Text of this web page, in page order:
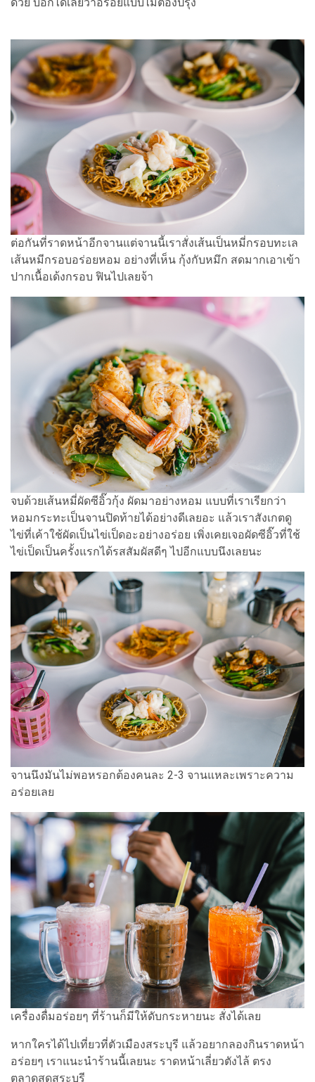
ต่อกันที่ราดหน้าอีกจานแต่จานนี้เราสั่งเส้นเป็นหมี่กรอบทะเล
เส้นหมีกรอบอร่อยหอม อย่างที่เห็น กุ้งกับหมึก สดมากเอาเข้า
ปากเนื้อเด้งกรอบ ฟินไปเลยจ้า
จบด้วยเส้นหมี่ผัดซีอิ๊วกุ้ง ผัดมาอย่างหอม แบบที่เราเรียกว่า
หอมกระทะเป็นจานปิดท้ายได้อย่างดีเลยอะ แล้วเราสังเกตดู
ไข่ที่เค้าใช้ผัดเป็นไข่เป็ดอะอย่างอร่อย เพิ่งเคยเจอผัดซีอิ๊วที่ใช้
ไข่เป็ดเป็นครั้งแรกได้รสสัมผัสดีๆ ไปอีกแบบนึงเลยนะ
จานนึงมันไม่พอหรอกต้องคนละ 2-3 จานแหละเพราะความ
อร่อยเลย
เครื่องดื่มอร่อยๆ ที่ร้านก็มีให้ดับกระหายนะ สั่งได้เลย
หากใครได้ไปเที่ยวที่ตัวเมืองสระบุรี แล้วอยากลองกินราดหน้า
อร่อยๆ เราแนะนำร้านนี้เลยนะ ราดหน้าเลี่ยวตังไล้ ตรง
ตลาดสดสระบุรี